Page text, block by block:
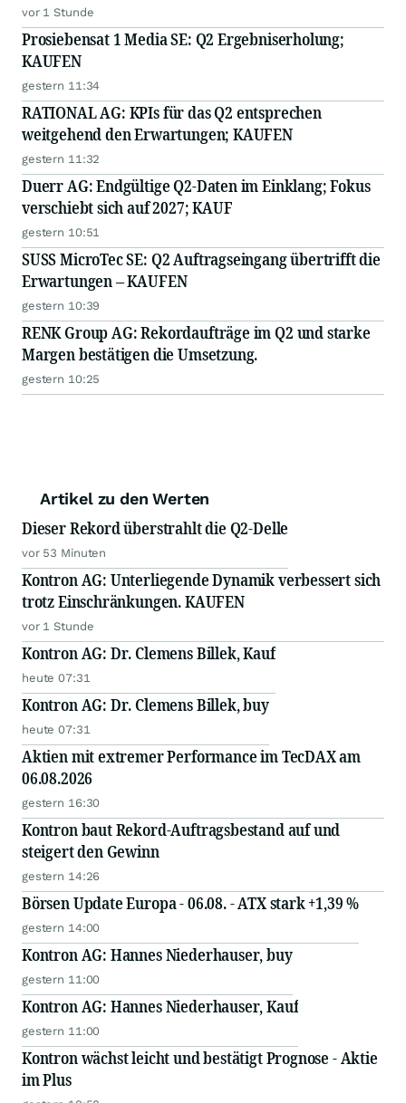
vor 1 Stunde
Prosiebensat 1 Media SE: Q2 Ergebniserholung;
KAUFEN
gestern 11:34
RATIONAL AG: KPIs für das Q2 entsprechen
weitgehend den Erwartungen; KAUFEN
gestern 11:32
Duerr AG: Endgültige Q2-Daten im Einklang; Fokus
verschiebt sich auf 2027; KAUF
gestern 10:51
SUSS MicroTec SE: Q2 Auftragseingang übertrifft die
Erwartungen – KAUFEN
gestern 10:39
RENK Group AG: Rekordaufträge im Q2 und starke
Margen bestätigen die Umsetzung.
gestern 10:25
Artikel zu den Werten
Dieser Rekord überstrahlt die Q2-Delle
vor 53 Minuten
Kontron AG: Unterliegende Dynamik verbessert sich
trotz Einschränkungen. KAUFEN
vor 1 Stunde
Kontron AG: Dr. Clemens Billek, Kauf
heute 07:31
Kontron AG: Dr. Clemens Billek, buy
heute 07:31
Aktien mit extremer Performance im TecDAX am
06.08.2026
gestern 16:30
Kontron baut Rekord-Auftragsbestand auf und
steigert den Gewinn
gestern 14:26
Börsen Update Europa - 06.08. - ATX stark +1,39 %
gestern 14:00
Kontron AG: Hannes Niederhauser, buy
gestern 11:00
Kontron AG: Hannes Niederhauser, Kauf
gestern 11:00
Kontron wächst leicht und bestätigt Prognose - Aktie
im Plus